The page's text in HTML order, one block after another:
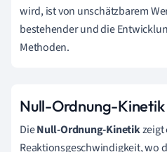
wird, ist von unschätzbarem
bestehender und die
Methoden.
Null-Ordnung-Kinetik
DieNull-Ordnung-Kinetikzeigt
Reaktionsgeschwindigkeit, wo